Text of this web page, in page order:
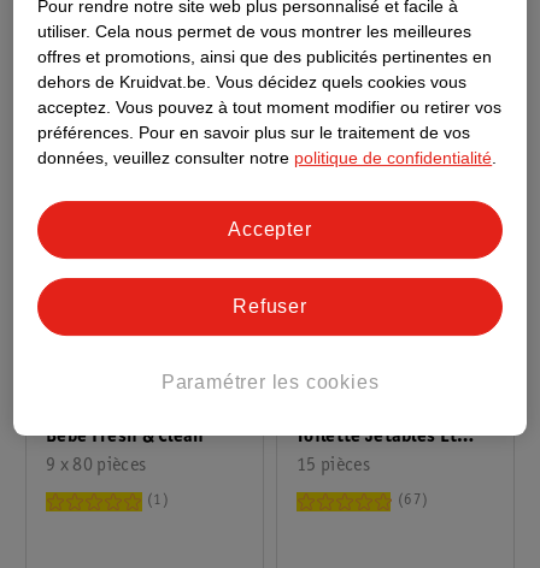
87 23
Bébé Fresh & Clean
9 x 80 pièces
1
Toilette Jetables Et
Secs
15 pièces
2 .
67
Pour rendre notre site web plus personnalisé et facile à
utiliser. Cela nous permet de vous montrer les meilleures
offres et promotions, ainsi que des publicités pertinentes en
dehors de Kruidvat.be. Vous décidez quels cookies vous
acceptez. Vous pouvez à tout moment modifier ou retirer vos
préférences. Pour en savoir plus sur le traitement de vos
données, veuillez consulter notre politique de confidentialité
Paramétrer les cookies
Refuser
Accepter